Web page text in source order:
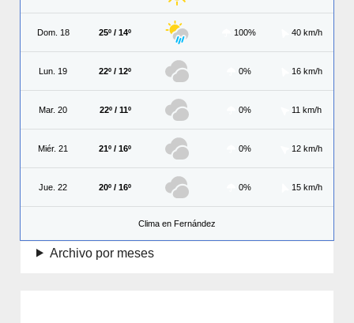
Dom. 18 25º / 14º 100% 40 km/h
Lun. 19 22º / 12º 0% 16 km/h
Mar. 20 22º / 11º 0% 11 km/h
Miér. 21 21º / 16º 0% 12 km/h
Jue. 22 20º / 16º 0% 15 km/h
Clima en Fernández
Archivo por meses